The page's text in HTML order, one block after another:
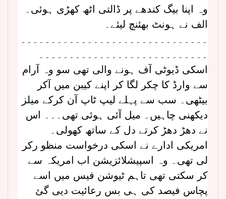
وہ اپنا بیگ کندھے پر ڈالتی اٹھ کھڑی ہوئی۔
الف نے ہونٹ بھئنچ لیئے۔
۔۔۔۔۔۔۔۔۔۔۔۔۔۔۔۔۔۔۔۔۔۔۔۔۔۔۔۔۔۔۔
۔۔۔۔۔۔۔۔۔۔۔۔۔۔۔۔۔۔۔۔۔۔۔۔۔۔۔۔
اسکی ڈیوٹی آف ہونے والی تھی سو وہ آرام
سے وارڈ کا چکر لگا کر اپنے کیبن میں آکر
بیٹھی۔ سب سے پہلے لیپ ٹاپ آن کرکے میلز
دیکھنی چاہیں۔ میل آئی ہوئی تھی۔۔۔ اس
نے دھڑ دھڑ کرتے دل کے ساتھ کھولی۔
امریکی ادارے نے اسکی درخواست منظو رکر
لی تھی۔ وہ اسپیشلائزیشن اب امریکہ سے
کر سکتی تھی تاہم ٹیوشن فیس میں اسے
پچاس فیصد کی ہی بس رعائیت دیی گئ